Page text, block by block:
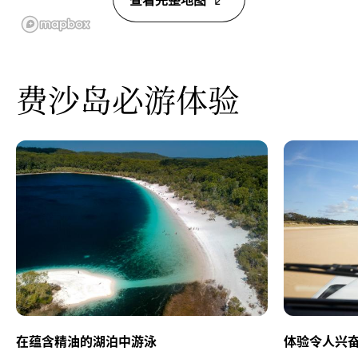
费沙岛必游体验
在蕴含精油的湖泊中游泳
体验令人兴